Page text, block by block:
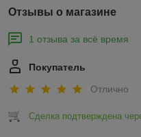
Отзывы о магазине
1 отзыва за всё время
Покупатель
Отлично
Сделка подтверждена